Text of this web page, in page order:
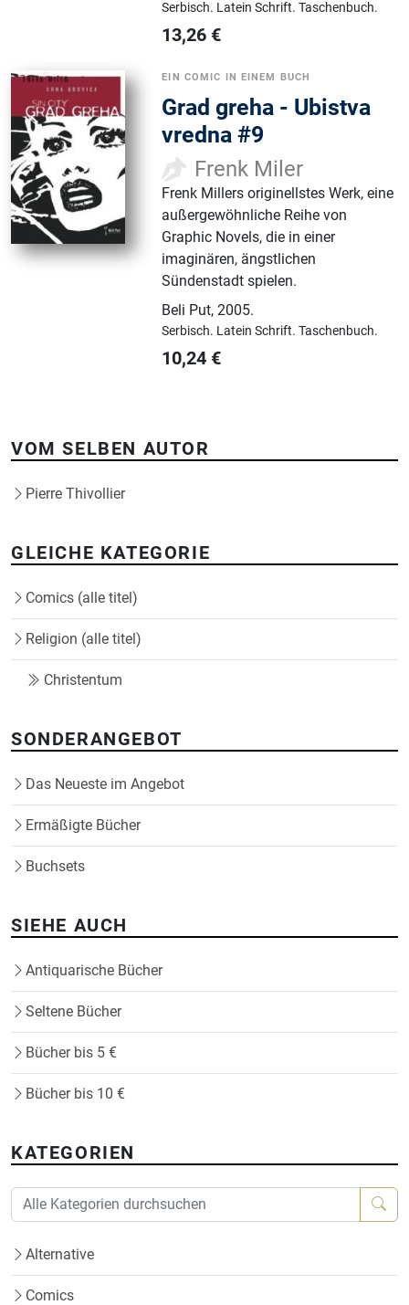
Serbisch. Latein Schrift.Taschenbuch.
13,26 €
EIN COMIC IN EINEM BUCH
Grad greha - Ubistva
vredna #9
Frenk Miler
Frenk Millers originellstes Werk, eine
außergewöhnliche Reihe von
Graphic Novels, die in einer
imaginären, ängstlichen
Sündenstadt spielen.
Beli Put,2005.
Serbisch. Latein Schrift.Taschenbuch.
10,24 €
VOM SELBEN AUTOR
Pierre Thivollier
GLEICHE KATEGORIE
Comics (alle titel)
Religion (alle titel)
Christentum
SONDERANGEBOT
Das Neueste im Angebot
Ermäßigte Bücher
Buchsets
SIEHE AUCH
Antiquarische Bücher
Seltene Bücher
Bücher bis 5 €
Bücher bis 10 €
KATEGORIEN
Alternative
Comics